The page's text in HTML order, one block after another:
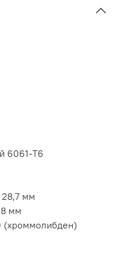
6061-Т6
28,7 мм
мм
(хроммолибден)